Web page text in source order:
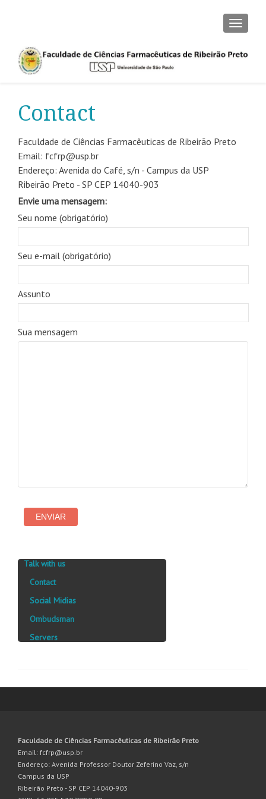
Contact
Faculdade de Ciências Farmacêuticas de Ribeirão Preto
Email: fcfrp@usp.br
Endereço: Avenida do Café, s/n - Campus da USP
Ribeirão Preto - SP CEP 14040-903
Envie uma mensagem:
Seu nome (obrigatório)
Seu e-mail (obrigatório)
Assunto
Sua mensagem
Talk with us
Contact
Social Midias
Ombudsman
Servers
Faculdade de Ciências Farmacêuticas de Ribeirão Preto
Email: fcfrp@usp.br
Endereço: Avenida Professor Doutor Zeferino Vaz, s/n
Campus da USP
Ribeirão Preto - SP CEP 14040-903